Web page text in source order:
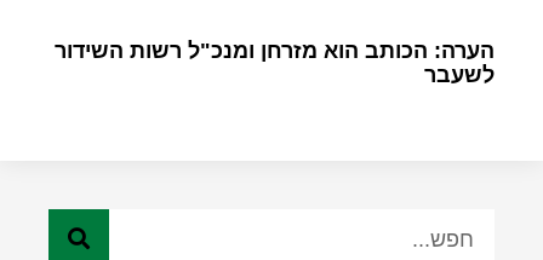
הערה: הכותב הוא מזרחן ומנכ"ל רשות השידור
לשעבר